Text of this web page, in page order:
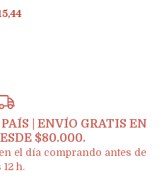
| ENVÍO GRATIS EN
$80.000.
el día comprando antes de
12 h.